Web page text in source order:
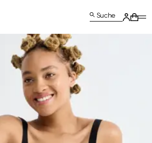
Suche